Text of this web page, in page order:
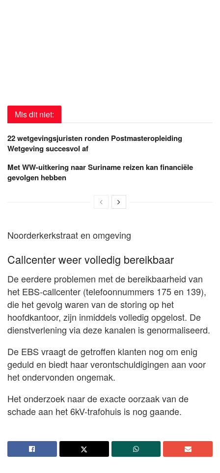
Mis dit niet:
22 wetgevingsjuristen ronden Postmasteropleiding
Wetgeving succesvol af
Met WW-uitkering naar Suriname reizen kan financiële
gevolgen hebben
Noorderkerkstraat en omgeving
Callcenter weer volledig bereikbaar
De eerdere problemen met de bereikbaarheid van
het EBS-callcenter (telefoonnummers 175 en 139),
die het gevolg waren van de storing op het
hoofdkantoor, zijn inmiddels volledig opgelost. De
dienstverlening via deze kanalen is genormaliseerd.
De EBS vraagt de getroffen klanten nog om enig
geduld en biedt haar verontschuldigingen aan voor
het ondervonden ongemak.
Het onderzoek naar de exacte oorzaak van de
schade aan het 6kV-trafohuis is nog gaande.